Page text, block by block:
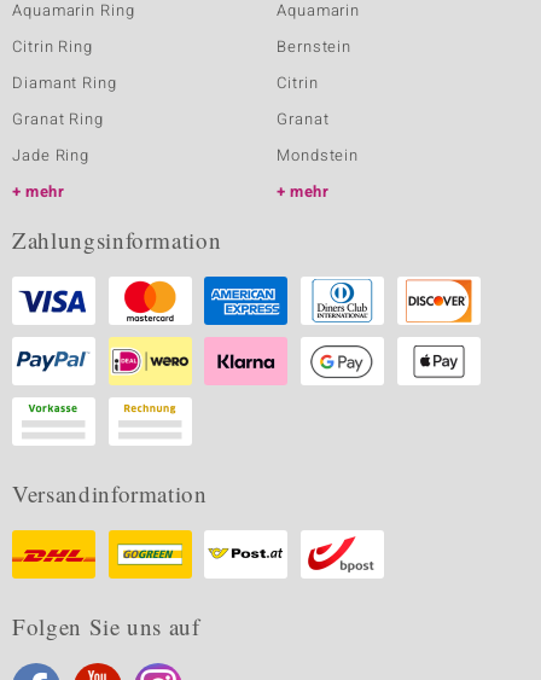
Aquamarin Ring
Citrin Ring
Diamant Ring
Granat Ring
Jade Ring
mehr
Aquamarin
Bernstein
Citrin
Granat
Mondstein
mehr
Zahlungsinformation
Versandinformation
Folgen Sie uns auf